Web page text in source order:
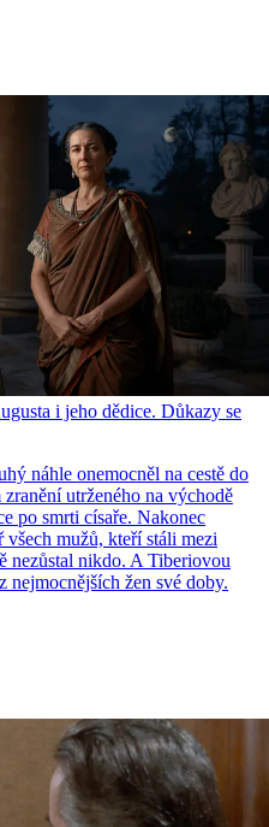
i jeho dědice. Důkazy se
náhle onemocněl na cestě do
utrženého na východě
po smrti císaře. Nakonec
všech mužů, kteří stáli mezi
nezůstal nikdo. A Tiberiovou
žen své doby.